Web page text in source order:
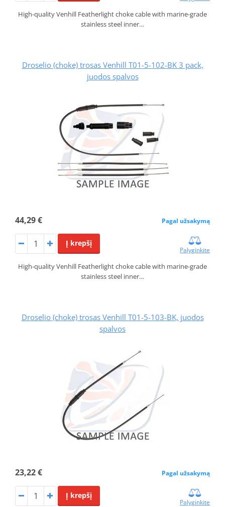
High-quality Venhill Featherlight choke cable with marine-grade
stainless steel inner…
Droselio (choke) trosas Venhill T01-5-102-BK 3 pack,
juodos spalvos
44,29 € Pagal užsakymą
Į krepšį
Palyginkite
High-quality Venhill Featherlight choke cable with marine-grade
stainless steel inner…
Droselio (choke) trosas Venhill T01-5-103-BK, juodos
spalvos
23,22 € Pagal užsakymą
Į krepšį
Palyginkite